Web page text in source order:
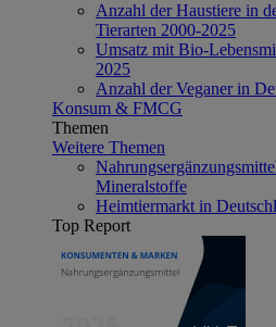
Anzahl der Haustiere in
Tierarten 2000-2025
Umsatz mit Bio-
2025
Anzahl der Veganer in
Konsum & FMCG
Themen
Weitere Themen
Mineralstoffe
Heimtiermarkt in
Top Report